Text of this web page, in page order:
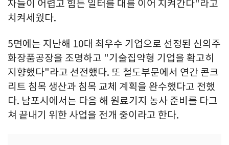
자들이 어렵고 힘든 일터를 대를 이어 지켜간다"라고
치켜세웠다.
5면에는 지난해 10대 최우수 기업으로 선정된 신의주
화장품공장을 조명하고 "기술집약형 기업을 확고히
지향했다"라고 선전했다. 또 철도부문에서 연간 콘크
리트 침목 생산과 침목 교체 계획을 완수했다고 전했
다. 남포시에서는 다음 해 원료기지 농사 준비를 다그
쳐 끝내기 위한 사업을 전개 중이라고 한다.